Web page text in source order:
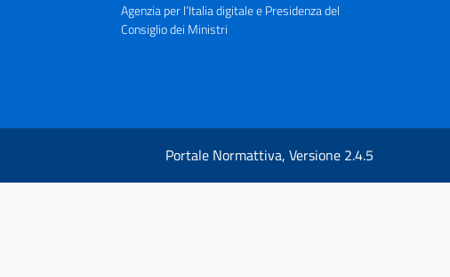
Agenzia per l’Italia digitale e Presidenza del
Consiglio dei Ministri
Portale Normattiva, Versione 2.4.5